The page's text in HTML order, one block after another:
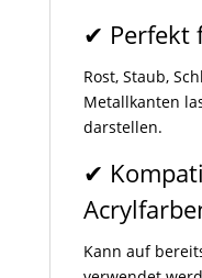
✔ Perfekt
Rost, Staub,
Metallkanten
darstellen.
✔
Kann auf